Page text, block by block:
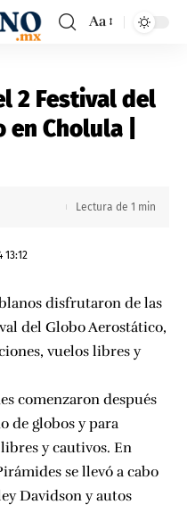
Aa
2 Festival del
Cholula |
Lectura de 1 min
disfrutaron de las
del Globo Aerostático,
vuelos libres y
comenzaron después
de globos y para
y cautivos. En
se llevó a cabo
Davidson y autos